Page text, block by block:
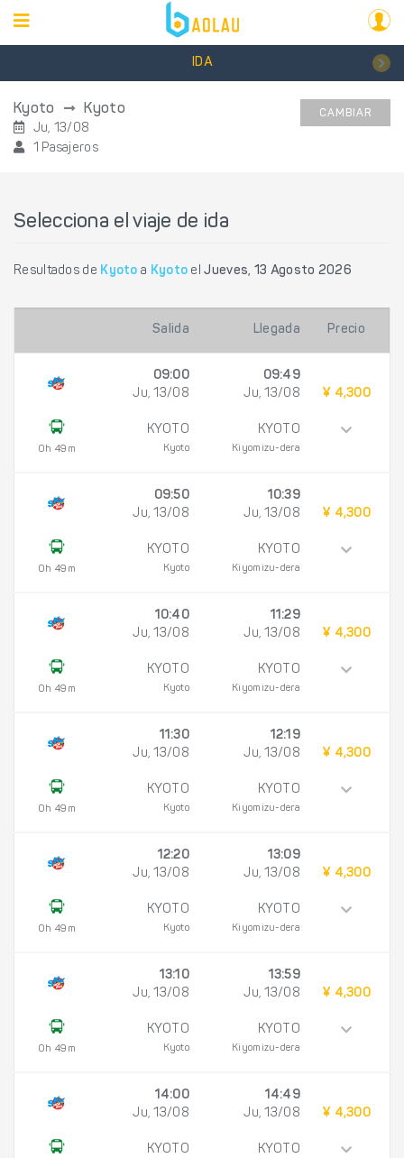
IDA
Kyoto Kyoto
Ju, 13/08
1 Pasajeros
CAMBIAR
Selecciona el viaje de ida
Resultados de Kyoto a Kyoto elJueves, 13 Agosto 2026
Salida Llegada Precio
0h 49m
09:00
Ju, 13/08
KYOTO
Kyoto
09:49
Ju, 13/08
KYOTO
Kiyomizu-dera
¥ 4,300
0h 49m
09:50
Ju, 13/08
KYOTO
Kyoto
10:39
Ju, 13/08
KYOTO
Kiyomizu-dera
¥ 4,300
0h 49m
10:40
Ju, 13/08
KYOTO
Kyoto
11:29
Ju, 13/08
KYOTO
Kiyomizu-dera
¥ 4,300
0h 49m
11:30
Ju, 13/08
KYOTO
Kyoto
12:19
Ju, 13/08
KYOTO
Kiyomizu-dera
¥ 4,300
0h 49m
12:20
Ju, 13/08
KYOTO
Kyoto
13:09
Ju, 13/08
KYOTO
Kiyomizu-dera
¥ 4,300
0h 49m
13:10
Ju, 13/08
KYOTO
Kyoto
13:59
Ju, 13/08
KYOTO
Kiyomizu-dera
¥ 4,300
14:00
Ju, 13/08
KYOTO
14:49
Ju, 13/08
KYOTO
¥ 4,300